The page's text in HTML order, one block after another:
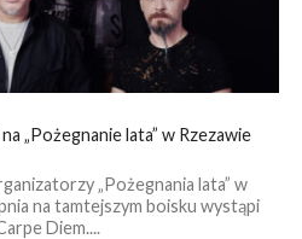
„Pożegnanie lata” w Rzezawie
„Pożegnania lata” w
na tamtejszym boisku wystąpi
Diem....